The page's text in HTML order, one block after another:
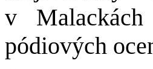
v
pódiových